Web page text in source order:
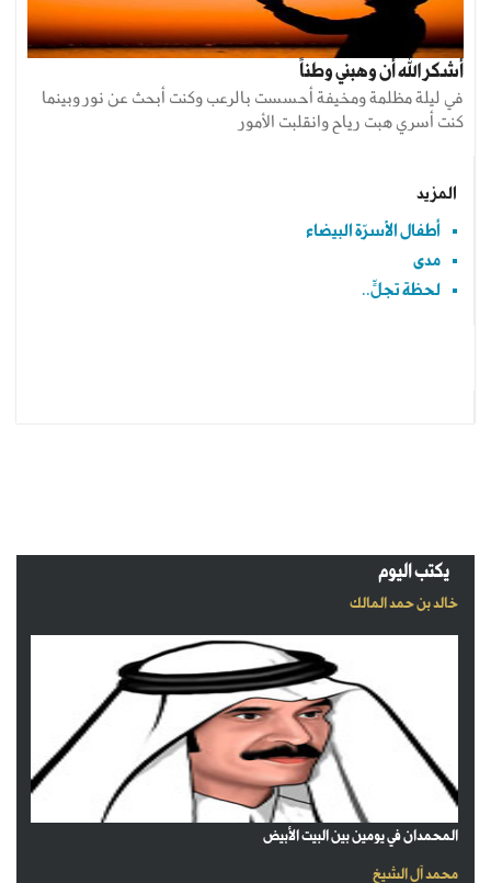
أشكر الله أن وهبني وطناً
في ليلة مظلمة ومخيفة أحسست بالرعب وكنت أبحث عن نور وبينما
كنت أسري هبت رياح وانقلبت الأمور
المزيد
أطفال الأسرّة البيضاء
مدى
لحظة تجلٍّ..
يكتب اليوم
خالد بن حمد المالك
المحمدان في يومين بين البيت الأبيض
محمد آل الشيخ